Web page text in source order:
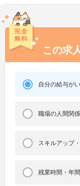
この求
自分の給与が
職場の人間関
スキルアップ
残業時間・年